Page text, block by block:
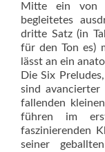
Mitte ein von
begleitetes
dritte Satz (in
für den Ton es)
lässt an ein
Die Six
sind avancierter
fallenden
führen im
faszinierenden
seiner